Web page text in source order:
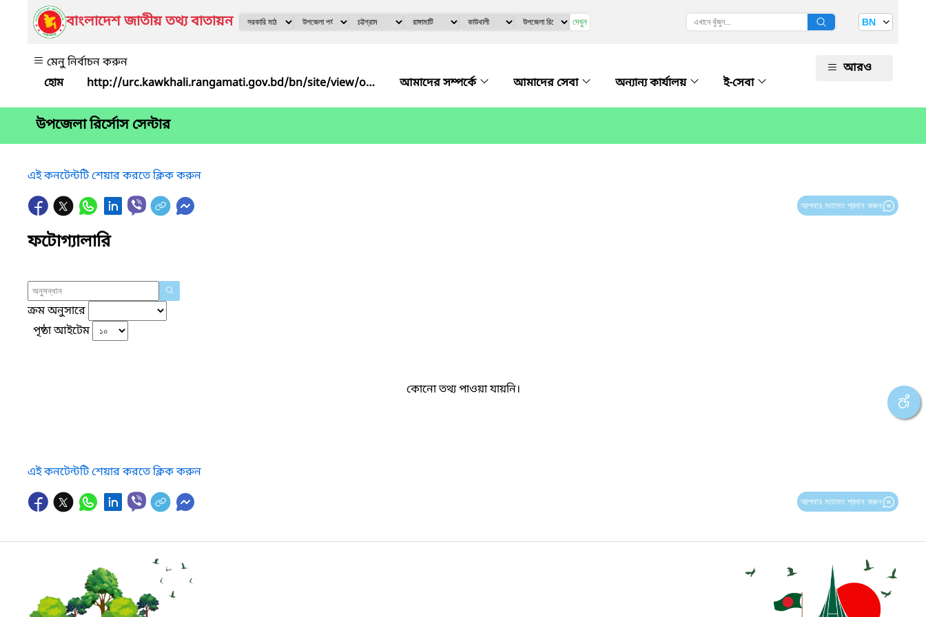
বাংলাদেশ জাতীয় তথ্য বাতায়ন দেখুন BN
মেনু নির্বাচন করুন
http://urc.kawkhali.rangamati.gov.bd/bn/site/view/officer_list
আমাদের সম্পর্কে আমাদের সেবা অন্যান্য কার্যালয় ই-সেবা
আরও
উপজেলা রির্সোস সেন্টার
এই কনটেন্টটি শেয়ার করতে ক্লিক করুন
আপনার মতামত প্রদান করুন
ফটোগ্যালারি
ক্রম অনুসারে
পৃষ্ঠা আইটেম
কোনো তথ্য পাওয়া যায়নি।
এই কনটেন্টটি শেয়ার করতে ক্লিক করুন
আপনার মতামত প্রদান করুন